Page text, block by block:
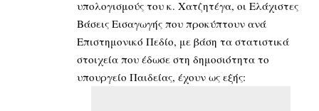
υπολογισμούς του κ. Χατζητέγα, οι Ελάχιστες
Βάσεις Εισαγωγής που προκύπτουν ανά
Επιστημονικό Πεδίο, με βάση τα στατιστικά
στοιχεία που έδωσε στη δημοσιότητα το
υπουργείο Παιδείας, έχουν ως εξής: